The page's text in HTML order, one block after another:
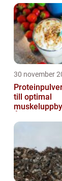
30 november
till optimal